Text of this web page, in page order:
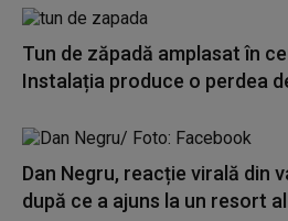
Tun de zăpadă amplasat în
Instalația produce o perdea
Dan Negru, reacție virală din
după ce a ajuns la un resort